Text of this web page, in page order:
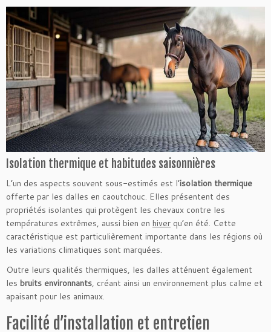
Isolation thermique et habitudes saisonnières
L’un des aspects souvent sous-estimés est l’isolation thermique
offerte par les dalles en caoutchouc. Elles présentent des
propriétés isolantes qui protègent les chevaux contre les
températures extrêmes, aussi bien en hiver qu’en été. Cette
caractéristique est particulièrement importante dans les régions où
les variations climatiques sont marquées.
Outre leurs qualités thermiques, les dalles atténuent également
les bruits environnants, créant ainsi un environnement plus calme et
apaisant pour les animaux.
Facilité d’installation et entretien